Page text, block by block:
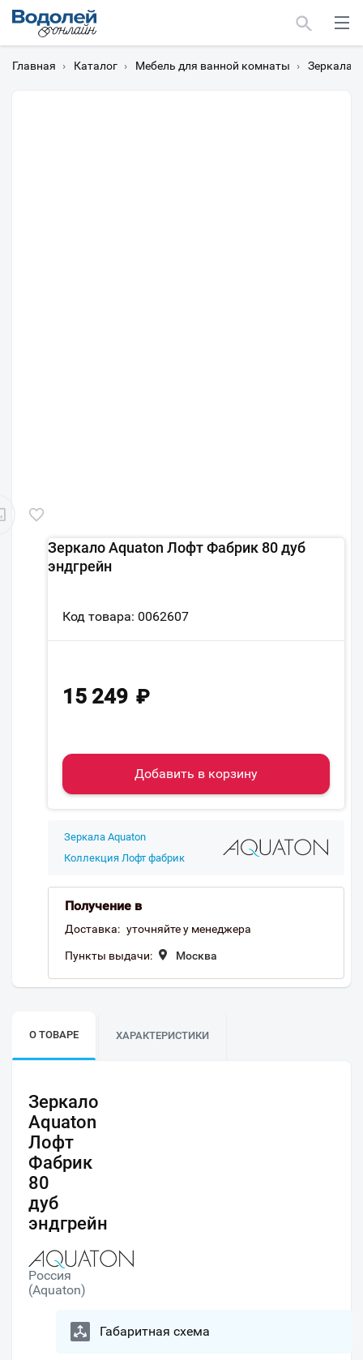
Главная › Каталог › Мебель для ванной комнаты › Зеркала
Зеркало Aquaton Лофт Фабрик 80 дуб
эндгрейн
Код товара: 0062607
15 249 ₽
Добавить в корзину
Зеркала Aquaton
Коллекция Лофт фабрик
Получение в
Доставка: уточняйте у менеджера
Пункты выдачи: Москва
О ТОВАРЕ ХАРАКТЕРИСТИКИ
Зеркало
Aquaton
Лофт
Фабрик
80
дуб
эндгрейн
Россия
(Aquaton)
Габаритная схема